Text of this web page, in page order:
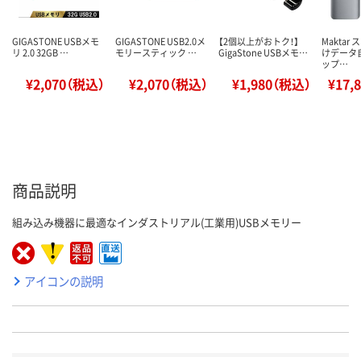
GIGASTONE USBメモ
リ 2.0 32GB …
¥2,070（税込）
GIGASTONE USB2.0メ
モリースティック …
¥2,070（税込）
【2個以上がおトク！】
GigaStone USBメモ…
¥1,980（税込）
Maktar
けデータ
ップ…
商品説明
組み込み機器に最適なインダストリアル(工業用)USBメモリー
アイコンの説明